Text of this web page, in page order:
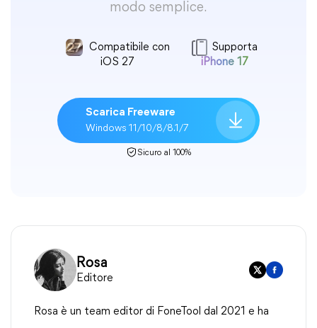
modo semplice.
Compatibile con
iOS 27
Supporta
iPhone 17
Scarica Freeware
Windows 11/10/8/8.1/7
Sicuro al 100%
Rosa
Editore
Rosa è un team editor di FoneTool dal 2021 e ha